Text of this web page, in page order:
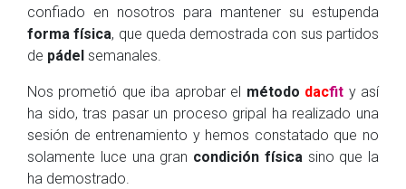
confiado en nosotros para mantener su estupenda
forma física, que queda demostrada con sus partidos
de pádel semanales.
Nos prometió que iba aprobar el método dacfit y así
ha sido, tras pasar un proceso gripal ha realizado una
sesión de entrenamiento y hemos constatado que no
solamente luce una gran condición físicasino que la
ha demostrado.